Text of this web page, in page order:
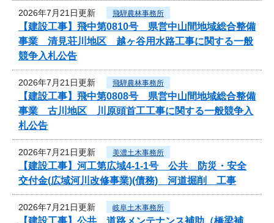
2026年7月21日更新 飛騨農林事務所
【建設工事】飛中第0810号 県営中山間地域総合整備
事業 清見荘川地区 越ヶ谷用水路工事に関する一般
競争入札公告
2026年7月21日更新 飛騨農林事務所
【建設工事】飛中第0808号 県営中山間地域総合整備
事業 古川地区 川原頭首工工事に関する一般競争入
札公告
2026年7月21日更新 美濃土木事務所
【建設工事】河工第広域4-1-1号 公共 防災・安全
交付金(広域河川改修事業)(債務) 河道掘削 工事
2026年7月21日更新 岐阜土木事務所
【建設工事】公共 道路メンテナンス補助（橋梁補